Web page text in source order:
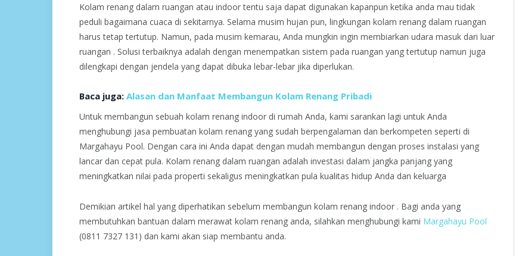
Kolam renang dalam ruangan atau indoor tentu saja dapat digunakan kapanpun ketika anda mau tidak
peduli bagaimana cuaca di sekitarnya. Selama musim hujan pun, lingkungan kolam renang dalam ruangan
harus tetap tertutup. Namun, pada musim kemarau, Anda mungkin ingin membiarkan udara masuk dari luar
ruangan . Solusi terbaiknya adalah dengan menempatkan sistem pada ruangan yang tertutup namun juga
dilengkapi dengan jendela yang dapat dibuka lebar-lebar jika diperlukan.
Baca juga: Alasan dan Manfaat Membangun Kolam Renang Pribadi
Untuk membangun sebuah kolam renang indoor di rumah Anda, kami sarankan lagi untuk Anda
menghubungi jasa pembuatan kolam renang yang sudah berpengalaman dan berkompeten seperti di
Margahayu Pool. Dengan cara ini Anda dapat dengan mudah membangun dengan proses instalasi yang
lancar dan cepat pula. Kolam renang dalam ruangan adalah investasi dalam jangka panjang yang
meningkatkan nilai pada properti sekaligus meningkatkan pula kualitas hidup Anda dan keluarga
Demikian artikel hal yang diperhatikan sebelum membangun kolam renang indoor . Bagi anda yang
membutuhkan bantuan dalam merawat kolam renang anda, silahkan menghubungi kami Margahayu Pool
(0811 7327 131) dan kami akan siap membantu anda.